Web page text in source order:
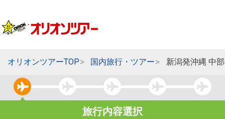
オリオンツアーTOP 国内旅行・ツアー 新潟発沖縄 中
旅行内容選択